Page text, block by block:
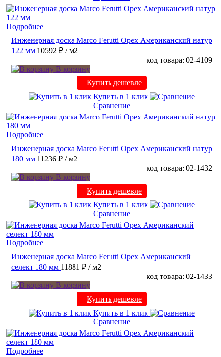
Подробнее
Инженерная доска Marco Ferutti Орех Американский натур
122 мм 10592 ₽ / м2
код товара: 02-4109
В корзину
Купить дешевле
Купить в 1 клик
Сравнение
Подробнее
Инженерная доска Marco Ferutti Орех Американский натур
180 мм 11236 ₽ / м2
код товара: 02-1432
В корзину
Купить дешевле
Купить в 1 клик
Сравнение
Подробнее
Инженерная доска Marco Ferutti Орех Американский
селект 180 мм 11881 ₽ / м2
код товара: 02-1433
В корзину
Купить дешевле
Купить в 1 клик
Сравнение
Подробнее